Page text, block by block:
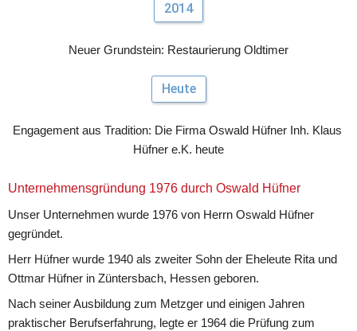
2014
Neuer Grundstein: Restaurierung Oldtimer
Heute
Engagement aus Tradition: Die Firma Oswald Hüfner Inh. Klaus
Hüfner e.K. heute
Unternehmensgründung 1976 durch Oswald Hüfner
Unser Unternehmen wurde 1976 von Herrn Oswald Hüfner
gegründet.
Herr Hüfner wurde 1940 als zweiter Sohn der Eheleute Rita und
Ottmar Hüfner in Züntersbach, Hessen geboren.
Nach seiner Ausbildung zum Metzger und einigen Jahren
praktischer Berufserfahrung, legte er 1964 die Prüfung zum